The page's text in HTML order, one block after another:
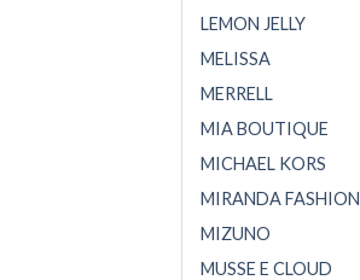
LEMON JELLY
MELISSA
MERRELL
MIA BOUTIQUE
MICHAEL KORS
MIRANDA FASHION
MIZUNO
MUSSE E CLOUD